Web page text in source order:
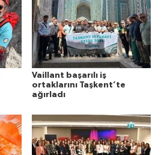
Vaillant başarılı iş
ortaklarını Taşkent’te
ağırladı